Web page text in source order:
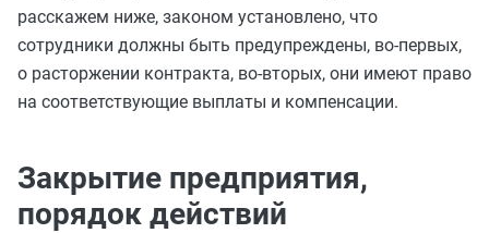
расскажем ниже, законом установлено, что
сотрудники должны быть предупреждены, во-первых,
о расторжении контракта, во-вторых, они имеют право
на соответствующие выплаты и компенсации.
Закрытие предприятия,
порядок действий